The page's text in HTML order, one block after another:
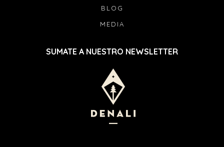
BLOG
MEDIA
SUMATE A NUESTRO NEWSLETTER